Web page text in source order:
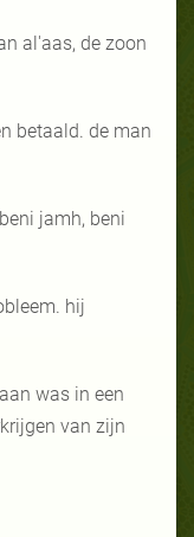
al'aas, de zoon
betaald. de man
jamh, beni
hij
was in een
van zijn